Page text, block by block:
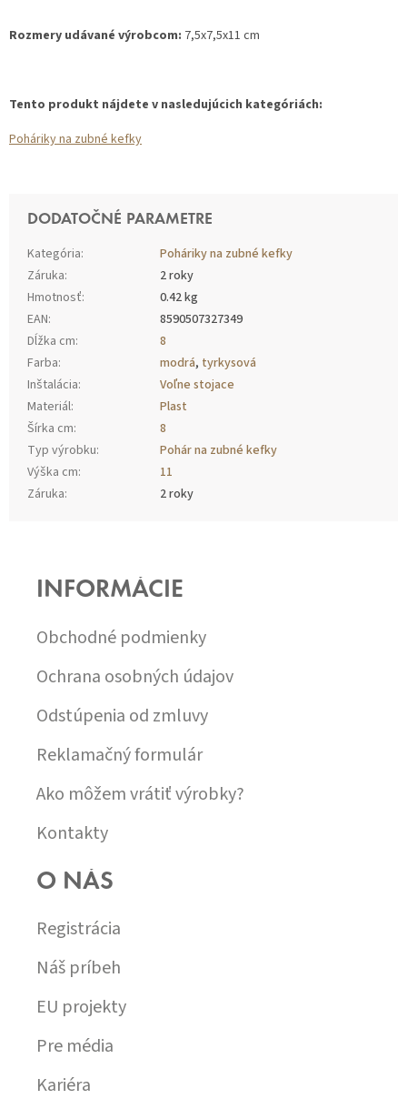
Rozmery udávané výrobcom: 7,5x7,5x11 cm
Tento produkt nájdete v nasledujúcich kategóriách:
Poháriky na zubné kefky
DODATOČNÉ PARAMETRE
Kategória:
Poháriky na zubné kefky
Záruka:
2 roky
Hmotnosť:
0.42 kg
EAN:
8590507327349
Dĺžka cm:
8
Farba: modrá, tyrkysová
Inštalácia:
Voľne stojace
Materiál:
Plast
Šírka cm:
8
Typ výrobku:
Pohár na zubné kefky
Výška cm:
11
Záruka:
2 roky
INFORMÁCIE
Obchodné podmienky
Ochrana osobných údajov
Odstúpenia od zmluvy
Reklamačný formulár
Ako môžem vrátiť výrobky?
Kontakty
O NÁS
Registrácia
Náš príbeh
EU projekty
Pre média
Kariéra